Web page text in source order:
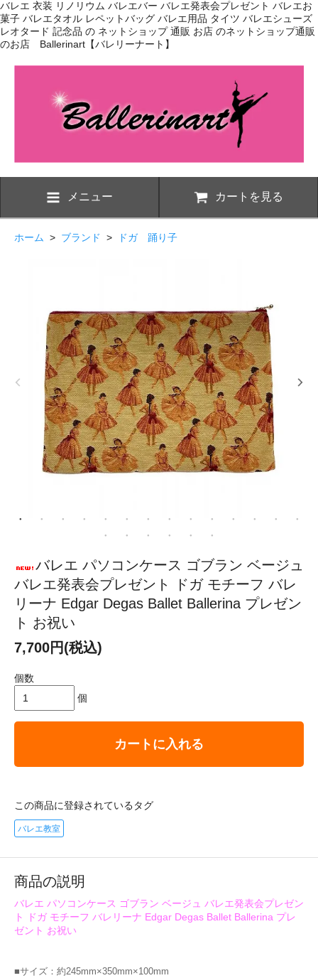
バレエ 衣装 リノリウム バレエバー バレエ発表会プレゼント バレエお
菓子 バレエタオル レペットバッグ バレエ用品 タイツ バレエシューズ
レオタード 記念品 の ネットショップ 通販 お店 のネットショップ通販
のお店 Ballerinart【バレリーナート】
メニュー カートを見る
ホーム > ブランド > ドガ 踊り子
バレエ パソコンケース ゴブラン ベージュ
バレエ発表会プレゼント ドガ モチーフ バレ
リーナ Edgar Degas Ballet Ballerina プレゼン
ト お祝い
7,700円(税込)
個数
個
カートに入れる
この商品に登録されているタグ
バレエ教室
商品の説明
バレエ パソコンケース ゴブラン ベージュ バレエ発表会プレゼン
ト ドガ モチーフ バレリーナ Edgar Degas Ballet Ballerina プレ
ゼント お祝い
■サイズ：約245mm×350mm×100mm